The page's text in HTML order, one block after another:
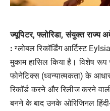
ज्यूपिटर, फ्लोरिडा, संयुक्त राज्य
:ग्लोबल रिकॉर्डिंग आर्टिस्ट
मुकाम हासिल किया है। विशेष
फोनेटिक्स (ध्वन्यात्मकता) के
रिकॉर्ड करने और रिलीज करने
बनने के बाद उनके ओरिजिनल